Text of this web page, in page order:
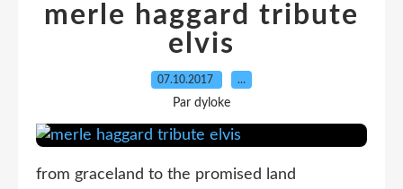
merle haggard tribute
elvis
07.10.2017 …
Par dyloke
from graceland to the promised land